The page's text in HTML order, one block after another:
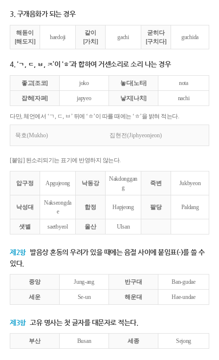
3. 구개음화가 되는 경우
해돋이
[해도지]
haedoji
같이
[가치]
gachi
굳히다
[구치다]
guchida
4. ‘ㄱ, ㄷ, ㅂ, ㅈ’이 ‘ㅎ’과 합하여 거센소리로 소리 나는 경우
좋고[조코] joko 놓다[노타] nota
잡혀[자펴] japyeo 낳지[나치] nachi
다만, 체언에서 ‘ㄱ, ㄷ, ㅂ’ 뒤에 ‘ㅎ’이 따를 때에는 ‘ㅎ’을 밝혀 적는다.
묵호(Mukho) 집현전(Jiphyeonjeon)
[붙임] 된소리되기는 표기에 반영하지 않는다.
압구정 Apgujeong 낙동강
Nakdonggan
g
죽변 Jukbyeon
낙성대
Nakseongda
e
합정 Hapjeong 팔당 Paldang
샛별 saetbyeol 울산 Ulsan
제2항 발음상 혼동의 우려가 있을 때에는 음절 사이에 붙임표(-)를 쓸 수
있다.
중앙 Jung-ang 반구대 Ban-gudae
세운 Se-un 해운대 Hae-undae
제3항 고유 명사는 첫 글자를 대문자로 적는다.
부산 Busan 세종 Sejong